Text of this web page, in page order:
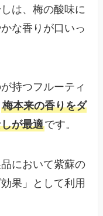
は、梅の酸味に
な香りが口いっ
持つフルーティ
梅本来の香りをダ
が最適です。
において紫蘇の
果」として利用